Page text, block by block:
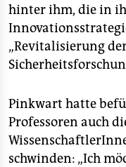
hinter ihm, die in
„Revitalisierung
Pinkwart hatte
Professoren auch
schwinden: „Ich